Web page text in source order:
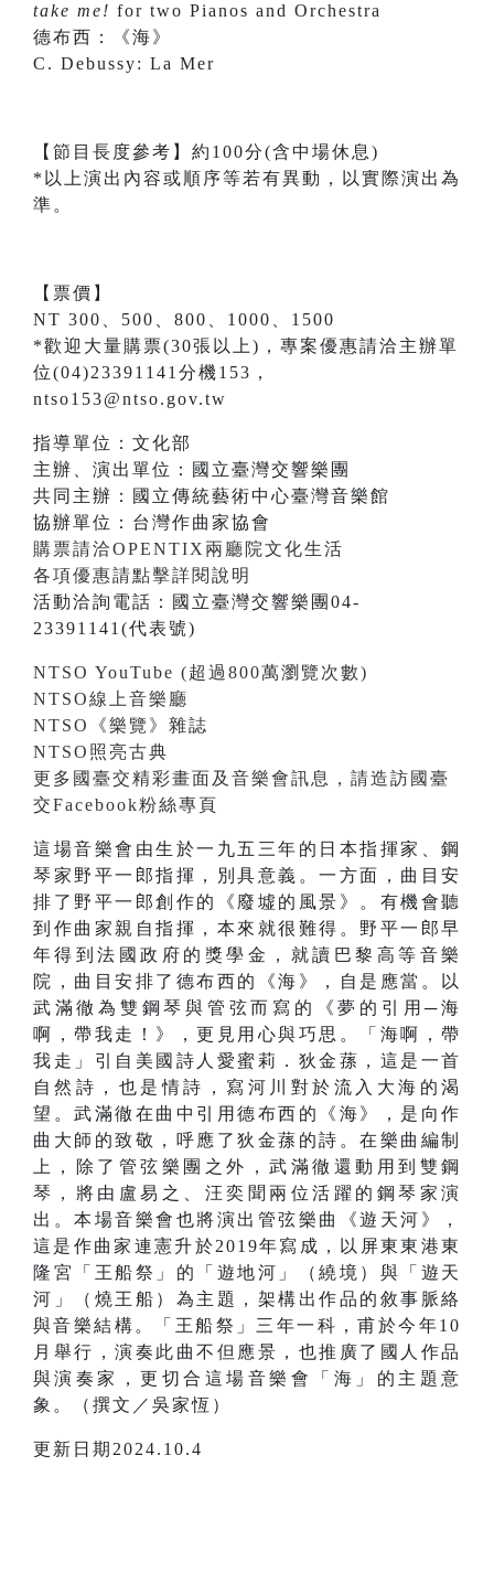
take me! for two Pianos and Orchestra
德布西：《海》
C. Debussy: La Mer
【節目長度參考】約100分(含中場休息)
*以上演出內容或順序等若有異動，以實際演出為
準。
【票價】
NT 300、500、800、1000、1500
*歡迎大量購票(30張以上)，專案優惠請洽主辦單
位(04)23391141分機153，
ntso153@ntso.gov.tw
指導單位：文化部
主辦、演出單位：國立臺灣交響樂團
共同主辦：國立傳統藝術中心臺灣音樂館
協辦單位：台灣作曲家協會
購票請洽OPENTIX兩廳院文化生活
各項優惠請點擊詳閱說明
活動洽詢電話：國立臺灣交響樂團04-
23391141(代表號)
NTSO YouTube (超過800萬瀏覽次數)
NTSO線上音樂廳
NTSO《樂覽》雜誌
NTSO照亮古典
更多國臺交精彩畫面及音樂會訊息，請造訪國臺
交Facebook粉絲專頁
這場音樂會由生於一九五三年的日本指揮家、鋼
琴家野平一郎指揮，別具意義。一方面，曲目安
排了野平一郎創作的《廢墟的風景》。有機會聽
到作曲家親自指揮，本來就很難得。野平一郎早
年得到法國政府的獎學金，就讀巴黎高等音樂
院，曲目安排了德布西的《海》，自是應當。以
武滿徹為雙鋼琴與管弦而寫的《夢的引用─海
啊，帶我走！》，更見用心與巧思。「海啊，帶
我走」引自美國詩人愛蜜莉．狄金蓀，這是一首
自然詩，也是情詩，寫河川對於流入大海的渴
望。武滿徹在曲中引用德布西的《海》，是向作
曲大師的致敬，呼應了狄金蓀的詩。在樂曲編制
上，除了管弦樂團之外，武滿徹還動用到雙鋼
琴，將由盧易之、汪奕聞兩位活躍的鋼琴家演
出。本場音樂會也將演出管弦樂曲《遊天河》，
這是作曲家連憲升於2019年寫成，以屏東東港東
隆宮「王船祭」的「遊地河」（繞境）與「遊天
河」（燒王船）為主題，架構出作品的敘事脈絡
與音樂結構。「王船祭」三年一科，甫於今年10
月舉行，演奏此曲不但應景，也推廣了國人作品
與演奏家，更切合這場音樂會「海」的主題意
象。（撰文／吳家恆）
更新日期2024.10.4